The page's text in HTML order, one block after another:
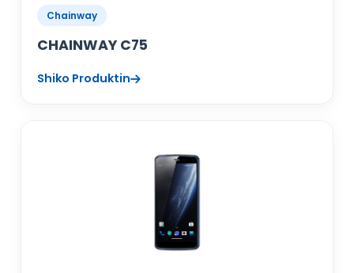
Chainway
CHAINWAY C75
Shiko Produktin